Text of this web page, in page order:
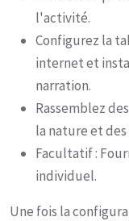
l'activité.
Configurez la
internet et
narration.
Rassemblez
la nature et
Facultatif :
individuel.
Une fois la